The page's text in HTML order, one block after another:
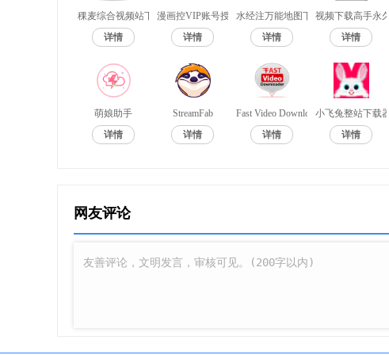
稞麦综合视频站下载器免登陆VIP会员破解版
详情
漫画控VIP账号授权文件破解电脑版
详情
水经注万能地图下载器X3.1注册机
详情
视频下载高手永
详情
萌娘助手
详情
StreamFab
详情
Fast Video Downloader中文直装破解版
详情
小飞兔整站下载
详情
网友评论